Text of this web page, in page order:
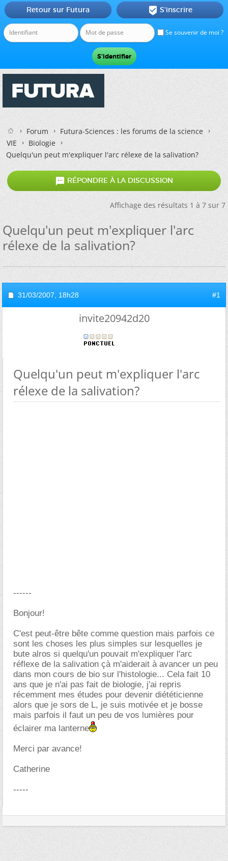
Se souvenir de moi ?
Retour sur Futura  S'inscrire
Forum
Futura-Sciences : les forums de la science
VIE
Biologie
Quelqu'un peut m'expliquer l'arc rélexe de la salivation?
 RÉPONDRE À LA DISCUSSION
Affichage des résultats 1 à 7 sur 7
Quelqu'un peut m'expliquer l'arc
rélexe de la salivation?
31/03/2007, 18h28 #1
invite20942d20
Quelqu'un peut m'expliquer l'arc
rélexe de la salivation?
------
Bonjour!
C'est peut-être bête comme question mais parfois ce
sont les choses les plus simples sur lesquelles je
bute alros si quelqu'un pouvait m'expliquer l'arc
réflexe de la salivation çà m'aiderait à avancer un peu
dans mon cours de bio sur l'histologie... Cela fait 10
ans que je n'ai pas fait de biologie, j'ai repris
récemment mes études pour devenir diététicienne
alors que je sors de L, je suis motivée et je bosse
mais parfois il faut un peu de vos lumières pour
éclairer ma lanterne
Merci par avance!
Catherine
-----